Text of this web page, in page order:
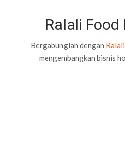
Ralali Food
Bergabunglah dengan
mengembangkan bisnis